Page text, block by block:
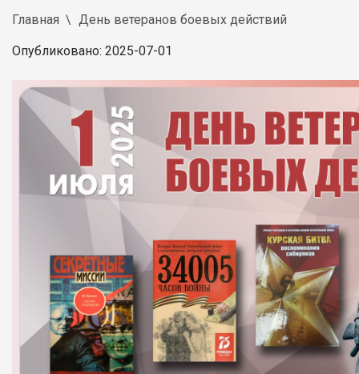
Главная День ветеранов боевых действий
Опубликовано: 2025-07-01